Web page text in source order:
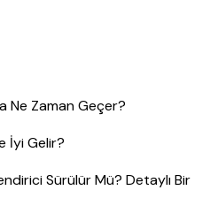
Ne Zaman Geçer?
İyi Gelir?
Sürülür Mü? Detaylı Bir